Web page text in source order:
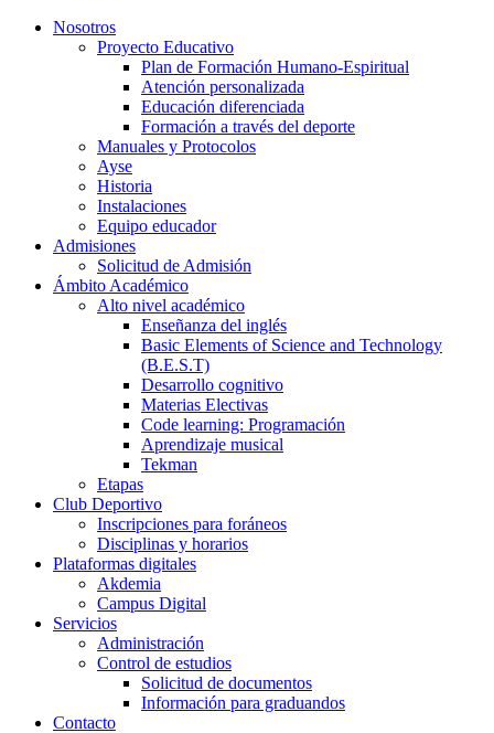
Nosotros
Proyecto Educativo
Plan de Formación Humano-Espiritual
Atención personalizada
Educación diferenciada
Formación a través del deporte
Manuales y Protocolos
Ayse
Historia
Instalaciones
Equipo educador
Admisiones
Solicitud de Admisión
Ámbito Académico
Alto nivel académico
Enseñanza del inglés
Basic Elements of Science and Technology
(B.E.S.T)
Desarrollo cognitivo
Materias Electivas
Code learning: Programación
Aprendizaje musical
Tekman
Etapas
Club Deportivo
Inscripciones para foráneos
Disciplinas y horarios
Plataformas digitales
Akdemia
Campus Digital
Servicios
Administración
Control de estudios
Solicitud de documentos
Información para graduandos
Contacto